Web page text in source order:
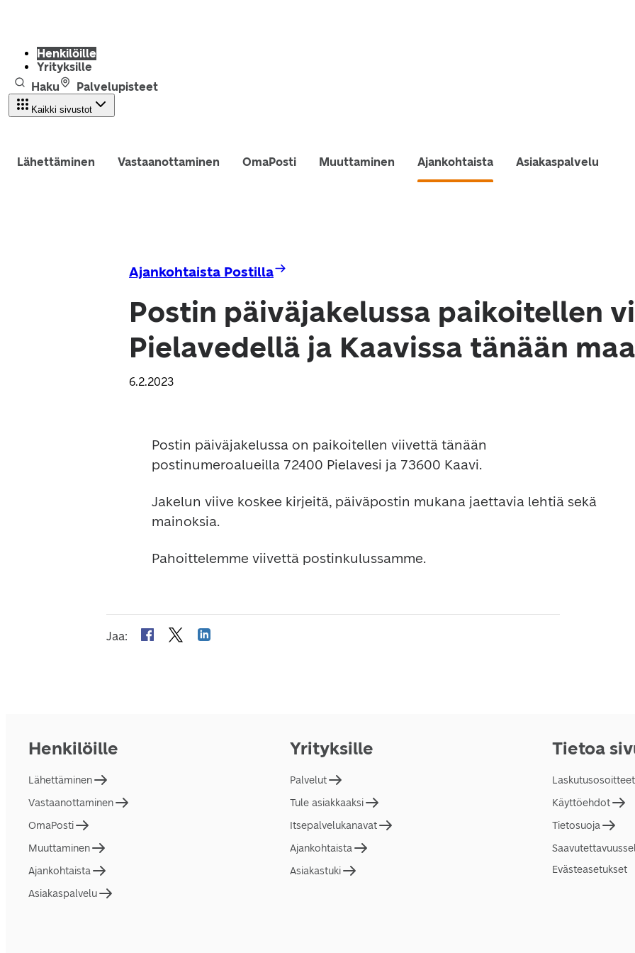
Henkilöille
Yrityksille
Haku
Palvelupisteet
Kaikki sivustot
Lähettäminen Vastaanottaminen OmaPosti Muuttaminen Ajankohtaista Asiakaspalvelu
Ajankohtaista Postilla
Postin päiväjakelussa paikoitellen
Pielavedellä ja Kaavissa tänään
6.2.2023
Postin päiväjakelussa on paikoitellen viivettä tänään
postinumeroalueilla 72400 Pielavesi ja 73600 Kaavi.
Jakelun viive koskee kirjeitä, päiväpostin mukana jaettavia lehtiä sekä
mainoksia.
Pahoittelemme viivettä postinkulussamme.
Jaa:
Henkilöille
Lähettäminen
Vastaanottaminen
OmaPosti
Muuttaminen
Ajankohtaista
Asiakaspalvelu
Yrityksille
Palvelut
Tule asiakkaaksi
Itsepalvelukanavat
Ajankohtaista
Asiakastuki
Tietoa
Laskutusosoitteet
Käyttöehdot
Tietosuoja
Evästeasetukset